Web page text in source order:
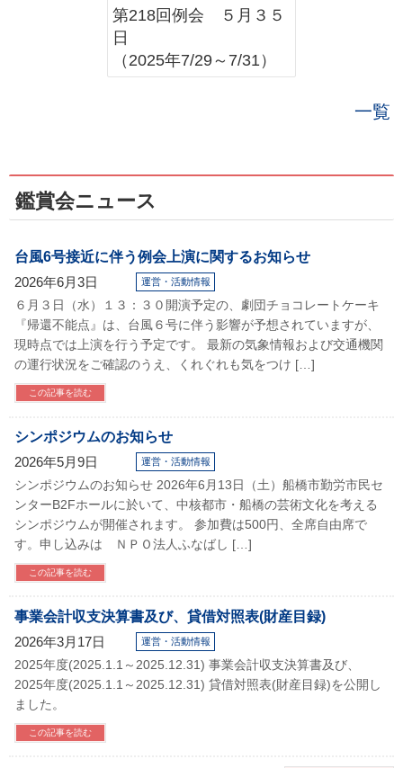
第218回例会 ５月３５
日
（2025年7/29～7/31）
一覧
鑑賞会ニュース
台風6号接近に伴う例会上演に関するお知らせ
2026年6月3日
運営・活動情報
６月３日（水）１３：３０開演予定の、劇団チョコレートケーキ
『帰還不能点』は、台風６号に伴う影響が予想されていますが、
現時点では上演を行う予定です。 最新の気象情報および交通機関
の運行状況をご確認のうえ、くれぐれも気をつけ […]
この記事を読む
シンポジウムのお知らせ
2026年5月9日
運営・活動情報
シンポジウムのお知らせ 2026年6月13日（土）船橋市勤労市民セ
ンターB2Fホールに於いて、中核都市・船橋の芸術文化を考える
シンポジウムが開催されます。 参加費は500円、全席自由席で
す。申し込みは ＮＰＯ法人ふなばし […]
この記事を読む
事業会計収支決算書及び、貸借対照表(財産目録)
2026年3月17日
運営・活動情報
2025年度(2025.1.1～2025.12.31) 事業会計収支決算書及び、
2025年度(2025.1.1～2025.12.31) 貸借対照表(財産目録)を公開し
ました。
この記事を読む